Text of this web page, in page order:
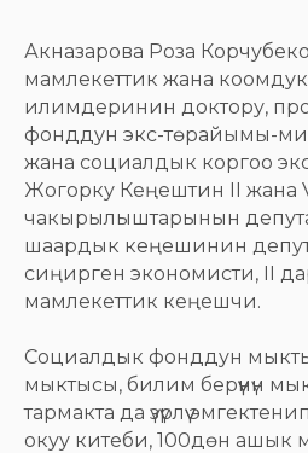
Акназарова Роза
мамлекеттик жана
илимдеринин доктору,
фонддун экс-төрайымы-
жана социалдык коргоо
Жогорку Кеңештин II жана
чакырылыштарынын
шаардык кеңешинин
сиңирген экономисти, II
мамлекеттик кеңешчи.
Социалдык фонддун
мыктысы, билим берүүнүн
тармакта да үзүрлүү
окуу китеби, 100дөн ашык